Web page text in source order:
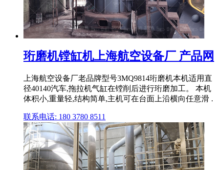
珩磨机镗缸机上海航空设备厂 产品网
上海航空设备厂老品牌型号3MQ9814珩磨机本机适用直
径40140汽车,拖拉机气缸在镗削后进行珩磨加工。 本机
体积小,重量轻,结构简单,主机可在台面上沿横向任意滑 .
联系电话: 180 3780 8511